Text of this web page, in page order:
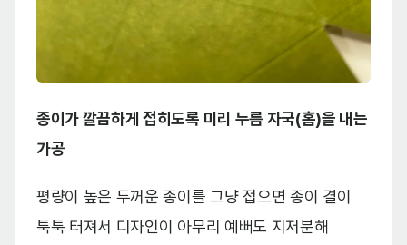
종이가 깔끔하게 접히도록 미리 누름 자국(홈)을 내는
가공
평량이 높은 두꺼운 종이를 그냥 접으면 종이 결이
툭툭 터져서 디자인이 아무리 예뻐도 지저분해